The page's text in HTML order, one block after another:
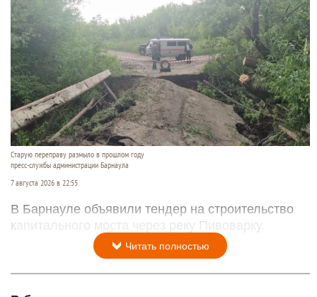
Старую переправу размыло в прошлом году
пресс-службы администрации Барнаула
7 августа 2026 в 22:55
В Барнауле объявили тендер на строительство
капитального моста через реку Пивоварку.
Читать полностью